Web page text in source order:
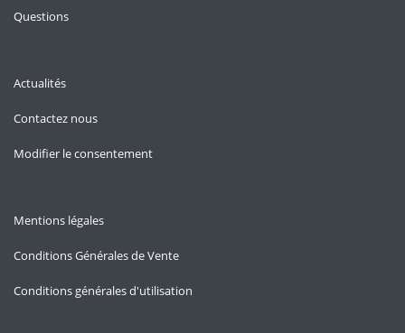
Questions
Actualités
Contactez nous
Modifier le consentement
Mentions légales
Conditions Générales de Vente
Conditions générales d'utilisation